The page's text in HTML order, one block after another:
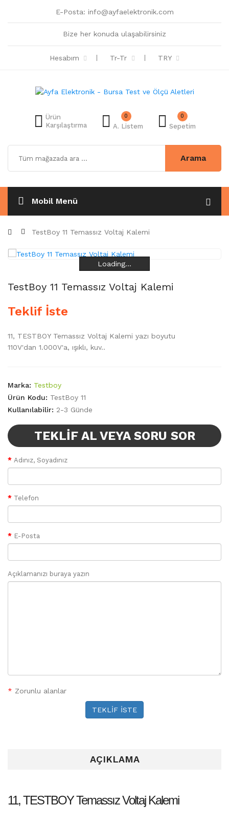
E-Posta: info@ayfaelektronik.com
Bize her konuda ulaşabilirsiniz
Hesabım Tr-Tr TRY
Ürün
Karşılaştırma
A. Listem
0 0
Sepetim
Arama
Mobil Menü
TestBoy 11 Temassız Voltaj Kalemi
Loading...
Loading...
Loading...
Loading...
TestBoy 11 Temassız Voltaj Kalemi
Teklif İste
11, TESTBOY Temassız Voltaj Kalemi yazı boyutu
110V'dan 1.000V'a, ışıklı, kuv..
Marka: Testboy
Ürün Kodu: TestBoy 11
Kullanılabilir: 2-3 Günde
TEKLIF AL VEYA SORU SOR
Adınız, Soyadınız
Telefon
E-Posta
Açıklamanızı buraya yazın
* Zorunlu alanlar
TEKLİF İSTE
AÇIKLAMA
11, TESTBOY Temassız Voltaj Kalemi